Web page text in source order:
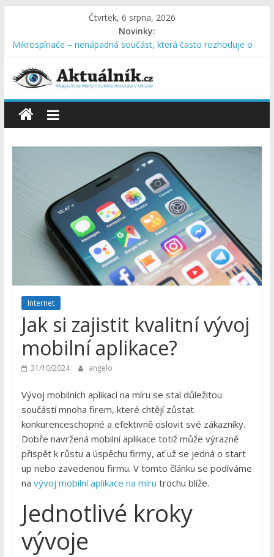
Čtvrtek, 6 srpna, 2026
Novinky:
Mikrospínače – nenápadná součást, která často rozhoduje o
Kdy je správný čas objednat deratizaci
Termoska na léto: studené nápoje svěží po celý den
Proč studenti nejčastěji přepracovávají závěrečnou práci?
Chyby se opakují každý rok
Hluk se nešíří jen prostorem. Často vzniká uvnitř potrubí
Internet
Jak si zajistit kvalitní vývoj
mobilní aplikace?
31/10/2024 angelo
Vývoj mobilních aplikací na míru se stal důležitou
součástí mnoha firem, které chtějí zůstat
konkurenceschopné a efektivně oslovit své zákazníky.
Dobře navržená mobilní aplikace totiž může výrazně
přispět k růstu a úspěchu firmy, ať už se jedná o start
up nebo zavedenou firmu. V tomto článku se podíváme
na vývoj mobilní aplikace na míru trochu blíže.
Jednotlivé kroky
vývoje